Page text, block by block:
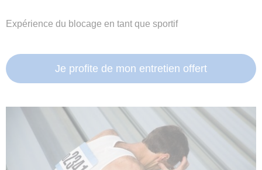
Expérience du blocage en tant que sportif
Je profite de mon entretien offert